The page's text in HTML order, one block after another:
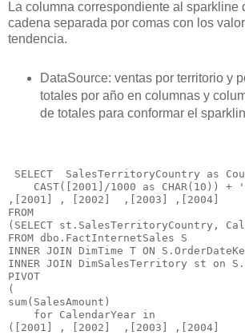
La columna correspondiente al sparkline
cadena separada por comas con los
tendencia.
DataSource: ventas por territorio y
totales por año en columnas y
de totales para conformar el
SELECT  SalesTerritoryCountry as
CAST([2001]/1000 as CHAR(10)) +
,[2001] , [2002]  ,[2003] ,[2004]
FROM
(SELECT st.SalesTerritoryCountry,
FROM dbo.FactInternetSales S
INNER JOIN DimTime T ON
INNER JOIN DimSalesTerritory st on
PIVOT
(
sum(SalesAmount)
    for CalendarYear in